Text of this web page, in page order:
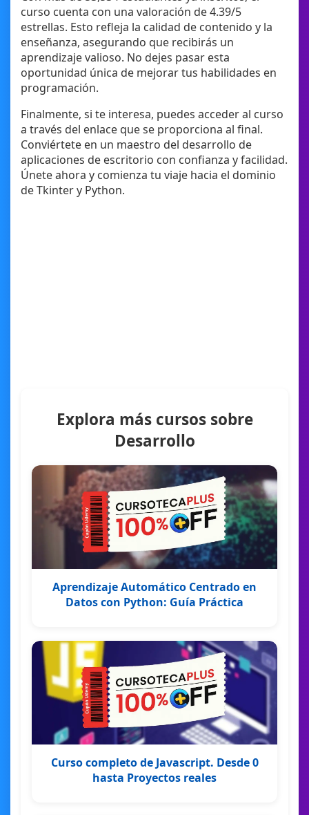
curso cuenta con una valoración de 4.39/5
estrellas. Esto refleja la calidad de contenido y la
enseñanza, asegurando que recibirás un
aprendizaje valioso. No dejes pasar esta
oportunidad única de mejorar tus habilidades en
programación.
Finalmente, si te interesa, puedes acceder al curso
a través del enlace que se proporciona al final.
Conviértete en un maestro del desarrollo de
aplicaciones de escritorio con confianza y facilidad.
Únete ahora y comienza tu viaje hacia el dominio
de Tkinter y Python.
Explora más cursos sobre
Desarrollo
Aprendizaje Automático Centrado en
Datos con Python: Guía Práctica
Curso completo de Javascript. Desde 0
hasta Proyectos reales